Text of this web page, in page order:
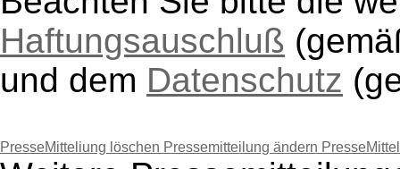
Haftungsauschluß
und dem Datenschutz
PresseMitteliung löschen Pressemitteilung ändern